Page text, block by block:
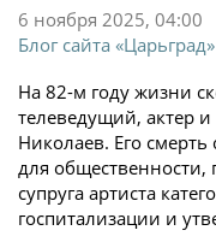
6 ноября 2025, 04:00
Блог сайта «Царьград»
На 82-м году жизни
телеведущий, актер
Николаев. Его
для общественности,
супруга артиста
госпитализации и